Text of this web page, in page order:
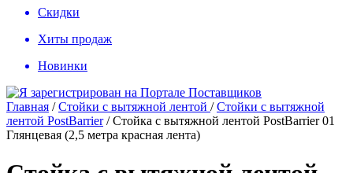
Скидки
Хиты продаж
Новинки
Главная /Стойки с вытяжной лентой /Стойки с вытяжной
лентой PostBarrier/Стойка с вытяжной лентой PostBarrier 01
Глянцевая (2,5 метра красная лента)